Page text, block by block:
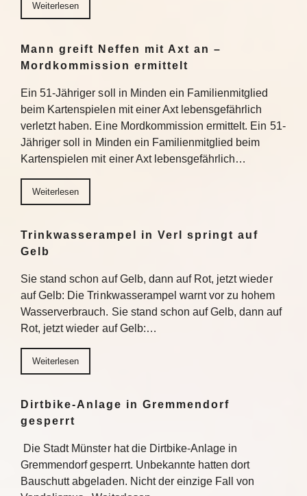
Weiterlesen
Mann greift Neffen mit Axt an –
Mordkommission ermittelt
Ein 51-Jähriger soll in Minden ein Familienmitglied
beim Kartenspielen mit einer Axt lebensgefährlich
verletzt haben. Eine Mordkommission ermittelt. Ein 51-
Jähriger soll in Minden ein Familienmitglied beim
Kartenspielen mit einer Axt lebensgefährlich…
Weiterlesen
Trinkwasserampel in Verl springt auf
Gelb
Sie stand schon auf Gelb, dann auf Rot, jetzt wieder
auf Gelb: Die Trinkwasserampel warnt vor zu hohem
Wasserverbrauch. Sie stand schon auf Gelb, dann auf
Rot, jetzt wieder auf Gelb:…
Weiterlesen
Dirtbike-Anlage in Gremmendorf
gesperrt
Die Stadt Münster hat die Dirtbike-Anlage in
Gremmendorf gesperrt. Unbekannte hatten dort
Bauschutt abgeladen. Nicht der einzige Fall von